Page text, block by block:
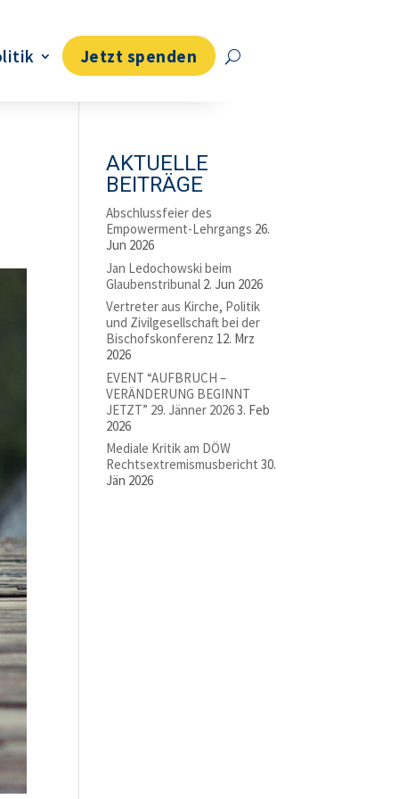
Jetzt spenden
AKTUELLE
BEITRÄGE
Abschlussfeier des
Empowerment-Lehrgangs 26.
Jun 2026
Jan Ledochowski beim
Glaubenstribunal 2. Jun 2026
Vertreter aus Kirche, Politik
und Zivilgesellschaft bei der
Bischofskonferenz 12. Mrz
2026
EVENT “AUFBRUCH –
VERÄNDERUNG BEGINNT
JETZT” 29. Jänner 20263. Feb
2026
Mediale Kritik am DÖW
Rechtsextremismusbericht 30.
Jän 2026